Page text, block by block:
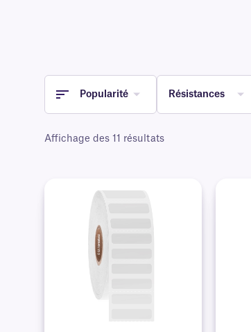
Popularité Résistances
Affichage des 11 résultats